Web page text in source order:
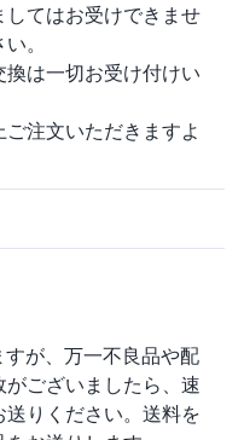
てはお受けできませ
。
は一切お受け付けい
注文いただきますよ
が、万一不良品や配
ございましたら、速
りください。送料を